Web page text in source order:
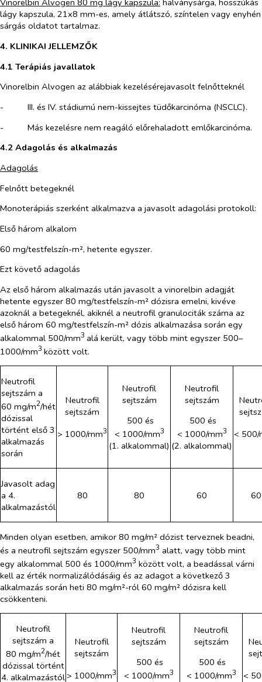
Vinorelbin Alvogen 80 mg lágy kapszula: halványsárga, hosszúkás
lágy kapszula, 21x8 mm-es, amely átlátszó, színtelen vagy enyhén
sárgás oldatot tartalmaz.
4. KLINIKAI JELLEMZŐK
4.1 Terápiás javallatok
Vinorelbin Alvogen az alábbiak kezelésérejavasolt felnőtteknél
-​
III. és IV. stádiumú nem-kissejtes tüdőkarcinóma (NSCLC).
-​
Más kezelésre nem reagáló előrehaladott emlőkarcinóma.
4.2 Adagolás és alkalmazás
Adagolás
Felnőtt betegeknél
Monoterápiás szerként alkalmazva a javasolt adagolási protokoll:
Első három alkalom
60 mg/testfelszín-m², hetente egyszer.
Ezt követő adagolás
Az első három alkalmazás után javasolt a vinorelbin adagját
hetente egyszer 80 mg/testfelszín-m² dózisra emelni, kivéve
azoknál a betegeknél, akiknél a neutrofil granulociták száma az
első három 60 mg/testfelszín-m² dózis alkalmazása során egy
alkalommal 500/mm3 alá került, vagy több mint egyszer 500–
1000/mm3 között volt.
Neutrofil
sejtszám a
60 mg/m2/hét
dózissal
történt első 3
alkalmazás
során
Neutrofil
sejtszám
> 1000/mm3
Neutrofil
sejtszám
500 és
< 1000/mm3
(1. alkalommal)
Neutrofil
sejtszám
500 és
< 1000/mm3
(2. alkalommal)
< 500/
Javasolt adag
a 4.
alkalmazástól
80 80 60 60
Minden olyan esetben, amikor 80 mg/m² dózist terveznek beadni,
és a neutrofil sejtszám egyszer 500/mm3 alatt, vagy több mint
egy alkalommal 500 és 1000/mm3 között volt, a beadással várni
kell az érték normalizálódásáig és az adagot a következő 3
alkalmazás során heti 80 mg/m²-ról 60 mg/m² dózisra kell
csökkenteni.
Neutrofil
sejtszám a
80 mg/m2/hét
dózissal történt
4. alkalmazástól
Neutrofil
sejtszám
> 1000/mm3
Neutrofil
sejtszám
500 és
< 1000/mm3
Neutrofil
sejtszám
500 és
< 1000/mm3
<